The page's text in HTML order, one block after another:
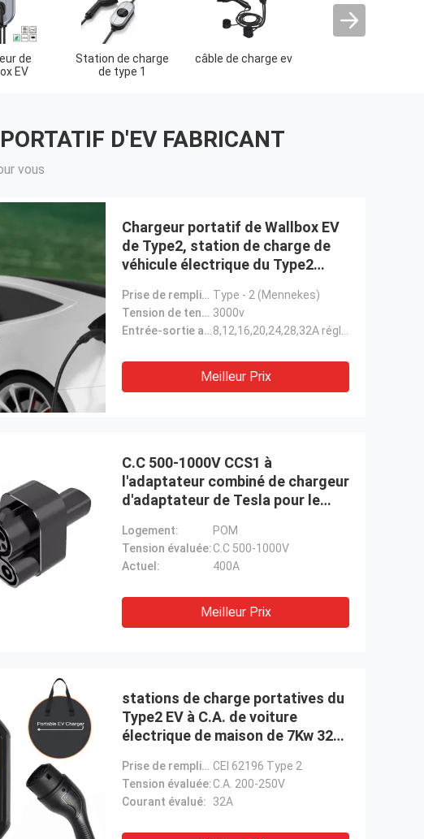
à
Chargeur rapide
d'EV
D'EV FABRICANT
vous
Chargeur portatif de Wallbox EV
de Type2, station de charge de
véhicule électrique du Type2
Prise de remplissage: Type - 2 (Mennekes)
Tension de tenue: 3000v
Entrée-sortie actuelle:
Meilleur Prix
C.C 500-1000V CCS1 à
l'adaptateur combiné de chargeur
d'adaptateur de Tesla pour le
ampères
Logement:
POM
Tension évaluée:C.C 500-1000V
Actuel:
400A
Meilleur Prix
stations de charge portatives du
Type2 EV à C.A. de voiture
électrique de maison de 7Kw 32A
Prise de remplissage: CEI 62196 Type 2
Tension évaluée:C.A. 200-250V
Courant évalué:
32A